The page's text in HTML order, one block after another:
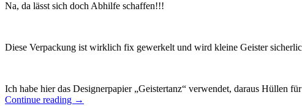
Na, da lässt sich doch Abhilfe schaffen!!!
Diese Verpackung ist wirklich fix gewerkelt und wird kleine Geister
Ich habe hier das Designerpapier „Geistertanz“ verwendet, daraus Hüllen
Continue reading „Süsses
→